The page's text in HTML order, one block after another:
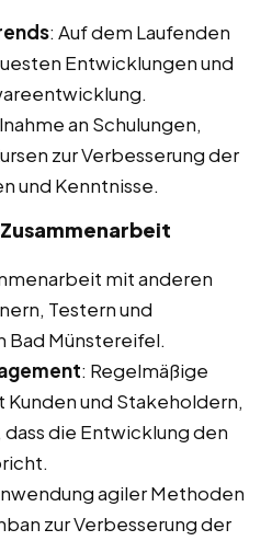
: Auf dem Laufenden
Entwicklungen und
an Schulungen,
zur Verbesserung der
und Kenntnisse.
mit anderen
Testern und
Bad Münstereifel.
: Regelmäßige
und Stakeholdern,
die Entwicklung den
agiler Methoden
zur Verbesserung der